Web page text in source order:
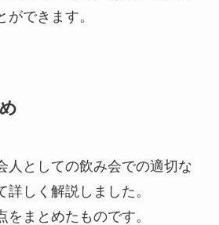
できます。
人としての飲み会での適切な
しく解説しました。
をまとめたものです。